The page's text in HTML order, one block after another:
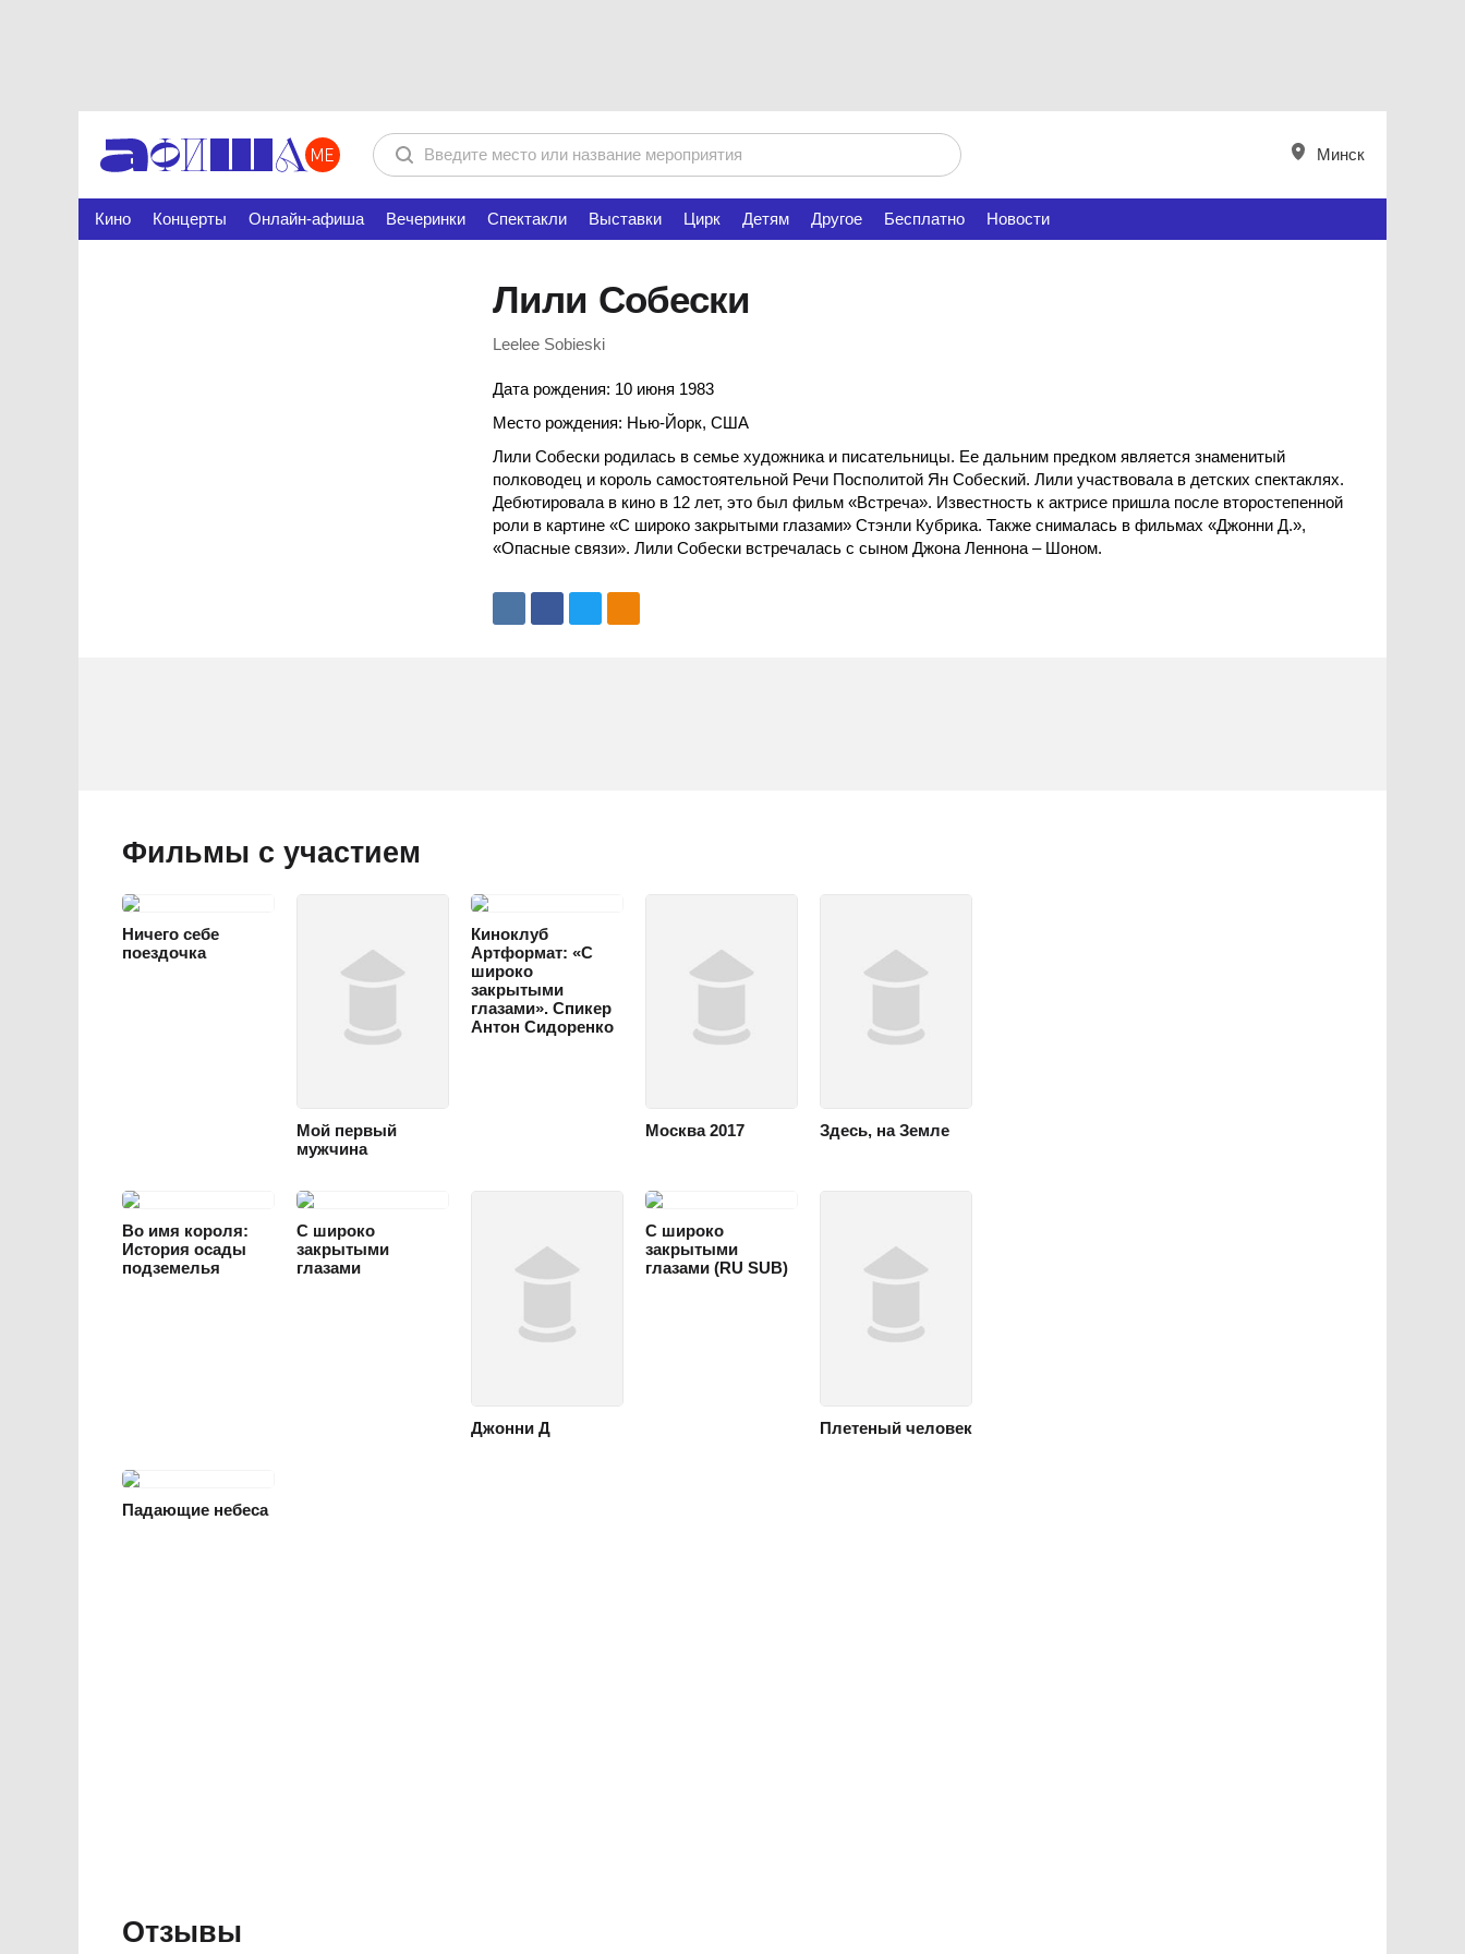
Минск
Кино Концерты Онлайн-афиша Вечеринки Спектакли Выставки Цирк Детям Другое Бесплатно Новости
Лили Собески
Leelee Sobieski
Дата рождения: 10 июня 1983
Место рождения: Нью-Йорк, США
Лили Собески родилась в семье художника и писательницы. Ее дальним предком является знаменитый
полководец и король самостоятельной Речи Посполитой Ян Собеский. Лили участвовала в детских спектаклях.
Дебютировала в кино в 12 лет, это был фильм «Встреча». Известность к актрисе пришла после второстепенной
роли в картине «С широко закрытыми глазами» Стэнли Кубрика. Также снималась в фильмах «Джонни Д.»,
«Опасные связи». Лили Собески встречалась с сыном Джона Леннона – Шоном.
Фильмы с участием
Ничего себе
поездочка
Мой первый
мужчина
Киноклуб
Артформат: «С
широко
закрытыми
глазами». Спикер
Антон Сидоренко
Москва 2017 Здесь, на Земле
ДРАМА
Во имя короля:
История осады
подземелья
ТРИЛЛЕР
С широко
закрытыми
глазами
Джонни Д
ТРИЛЛЕР
С широко
закрытыми
глазами (RU SUB)
Плетеный человек
КРИМИНАЛЬНЫЙ
Падающие небеса
Отзывы